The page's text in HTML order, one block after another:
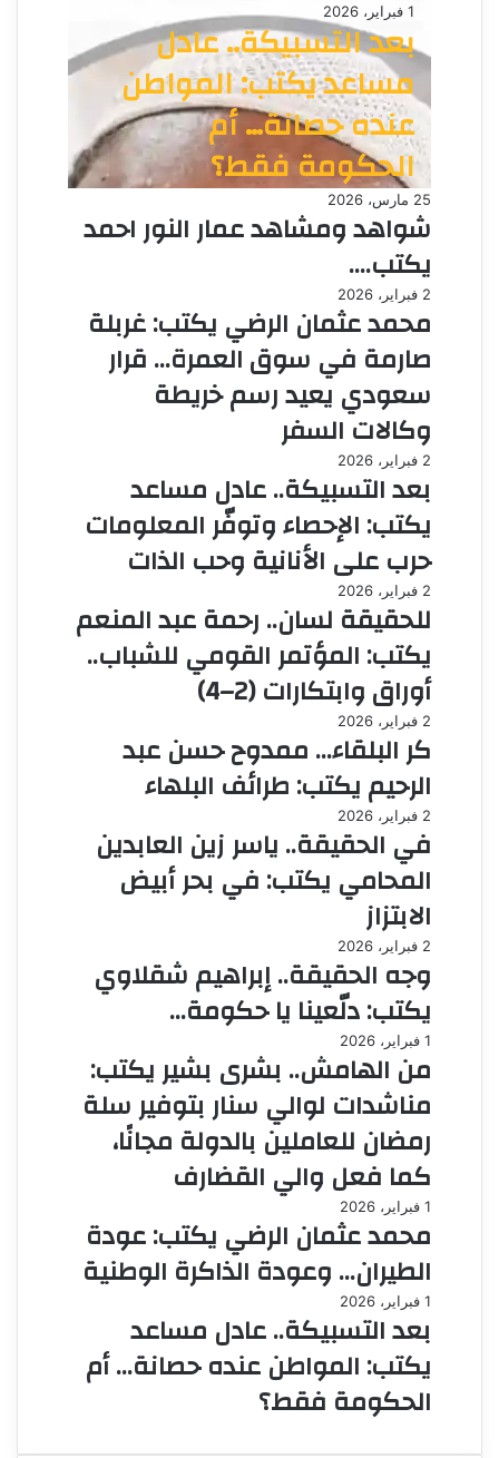
1 فبراير، 2026
بعد التسبيكة.. عادل
مساعد يكتب: المواطن
عنده حصانة… أم
الحكومة فقط؟
25 مارس، 2026
شواهد ومشاهد عمار النور احمد
يكتب….
2 فبراير، 2026
محمد عثمان الرضي يكتب: غربلة
صارمة في سوق العمرة… قرار
سعودي يعيد رسم خريطة
وكالات السفر
2 فبراير، 2026
بعد التسبيكة.. عادل مساعد
يكتب: الإحصاء وتوفّر المعلومات
حرب على الأنانية وحب الذات
2 فبراير، 2026
للحقيقة لسان.. رحمة عبد المنعم
يكتب: المؤتمر القومي للشباب..
أوراق وابتكارات (2–4)
2 فبراير، 2026
كر البلقاء… ممدوح حسن عبد
الرحيم يكتب: طرائف البلهاء
2 فبراير، 2026
في الحقيقة.. ياسر زين العابدين
المحامي يكتب: في بحر أبيض
الابتزاز
2 فبراير، 2026
وجه الحقيقة.. إبراهيم شقلاوي
يكتب: دلّعينا يا حكومة…
1 فبراير، 2026
من الهامش.. بشرى بشير يكتب:
مناشدات لوالي سنار بتوفير سلة
رمضان للعاملين بالدولة مجانًا،
كما فعل والي القضارف
1 فبراير، 2026
محمد عثمان الرضي يكتب: عودة
الطيران… وعودة الذاكرة الوطنية
1 فبراير، 2026
بعد التسبيكة.. عادل مساعد
يكتب: المواطن عنده حصانة… أم
الحكومة فقط؟